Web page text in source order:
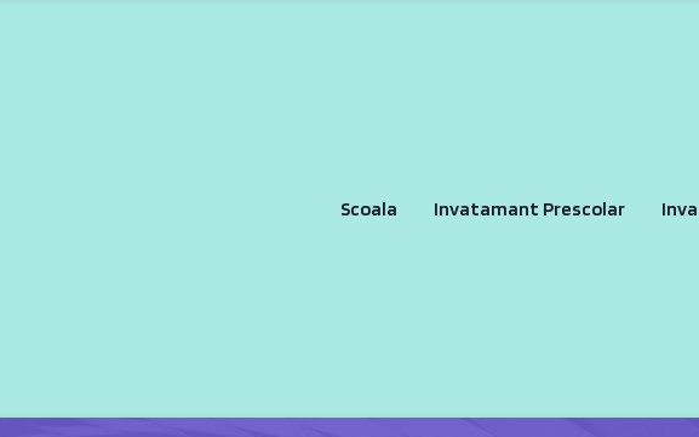
Scoala Invatamant Prescolar